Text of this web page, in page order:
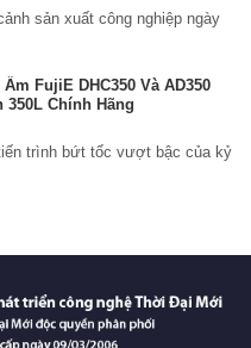
sản xuất công nghiệp ngày
FujiE DHC350 Và AD350
350L Chính Hãng
trình bứt tốc vượt bậc của kỷ